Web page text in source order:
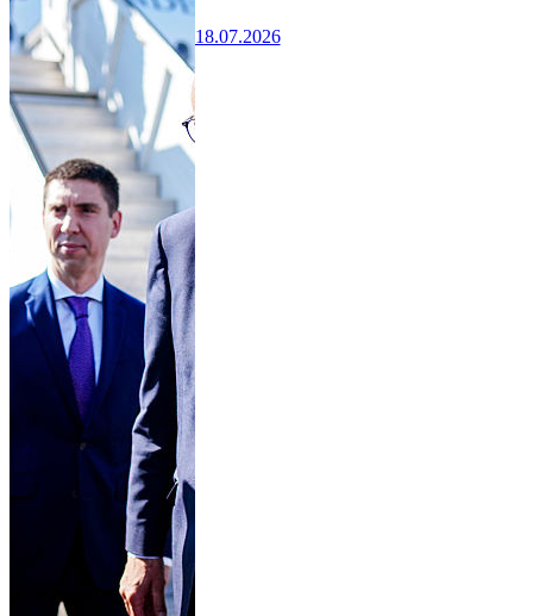
18.07.2026